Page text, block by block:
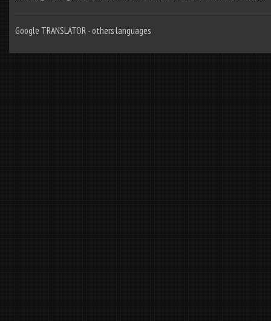
Google TRANSLATOR - others languages